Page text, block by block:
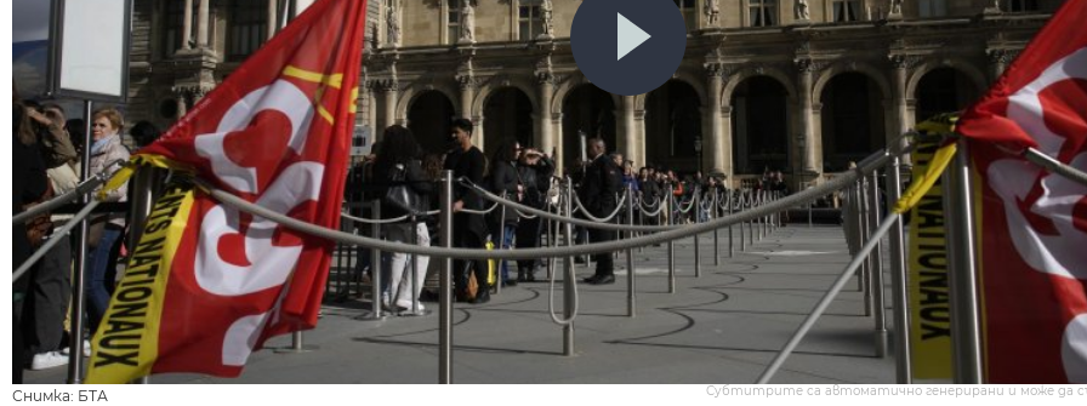
Снимка: БТА Субтитрите са автоматично генерирани и може да